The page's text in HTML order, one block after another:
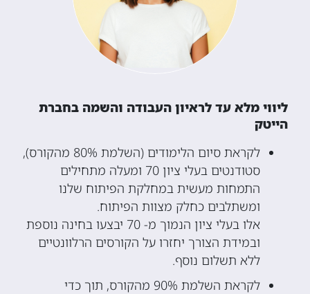
ליווי מלא עד לראיון העבודה והשמה בחברת
הייטק
לקראת סיום הלימודים (השלמת 80% מהקורס),
סטודנטים בעלי ציון 70 ומעלה מתחילים
התמחות מעשית במחלקת הפיתוח שלנו
ומשתלבים כחלק מצוות הפיתוח.
אלו בעלי ציון הנמוך מ- 70 יבצעו בחינה נוספת
ובמידת הצורך יחזרו על הקורסים הרלוונטיים
ללא תשלום נוסף.
לקראת השלמת 90% מהקורס, תוך כדי